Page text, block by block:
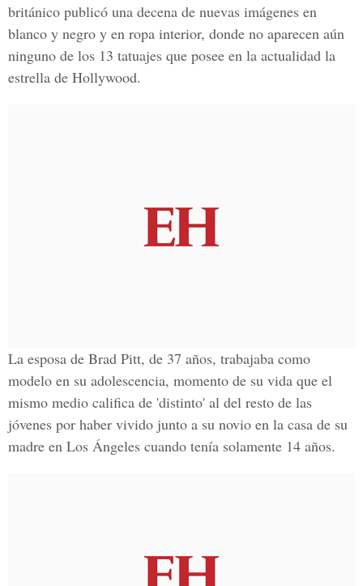
británico publicó una decena de nuevas imágenes en
blanco y negro y en ropa interior, donde no aparecen aún
ninguno de los 13 tatuajes que posee en la actualidad la
estrella de Hollywood.
La esposa de Brad Pitt, de 37 años, trabajaba como
modelo en su adolescencia, momento de su vida que el
mismo medio califica de 'distinto' al del resto de las
jóvenes por haber vivido junto a su novio en la casa de su
madre en Los Ángeles cuando tenía solamente 14 años.